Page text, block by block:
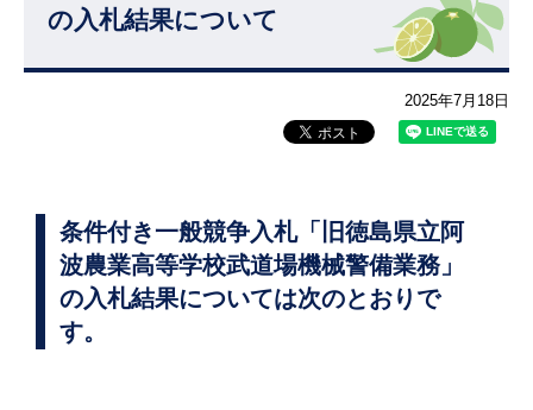
の入札結果について
2025年7月18日
条件付き一般競争入札「旧徳島県立阿
波農業高等学校武道場機械警備業務」
の入札結果については次のとおりで
す。